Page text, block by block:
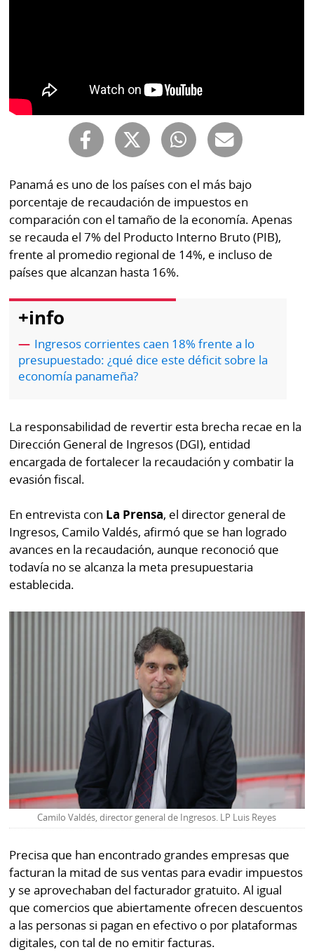
Comunicados
Catálogos
Kiosko
digital
Luctuosas
Autores
al
lector
Buenas
prácticas
OTROS
SITIOS
Metro
por
Tienda
Panamá
Tus
Tiquetes
Cero
KM
Corprensa
Mi
Diario
Club
La
Prensa
Fácil
⌾
Hoy
por
Hoy
Tal
Cual
Panamá es uno de los países con el más bajo
porcentaje de recaudación de impuestos en
comparación con el tamaño de la economía. Apenas
se recauda el 7% del Producto Interno Bruto (PIB),
frente al promedio regional de 14%, e incluso de
países que alcanzan hasta 16%.
+info
Ingresos corrientes caen 18% frente a lo
presupuestado: ¿qué dice este déficit sobre la
economía panameña?
La responsabilidad de revertir esta brecha recae en la
Dirección General de Ingresos (DGI), entidad
encargada de fortalecer la recaudación y combatir la
evasión fiscal.
En entrevista con La Prensa, el director general de
Ingresos, Camilo Valdés, afirmó que se han logrado
avances en la recaudación, aunque reconoció que
todavía no se alcanza la meta presupuestaria
establecida.
Camilo Valdés, director general de Ingresos. LP Luis Reyes
Precisa que han encontrado grandes empresas que
facturan la mitad de sus ventas para evadir impuestos
y se aprovechaban del facturador gratuito. Al igual
que comercios que abiertamente ofrecen descuentos
a las personas si pagan en efectivo o por plataformas
digitales, con tal de no emitir facturas.